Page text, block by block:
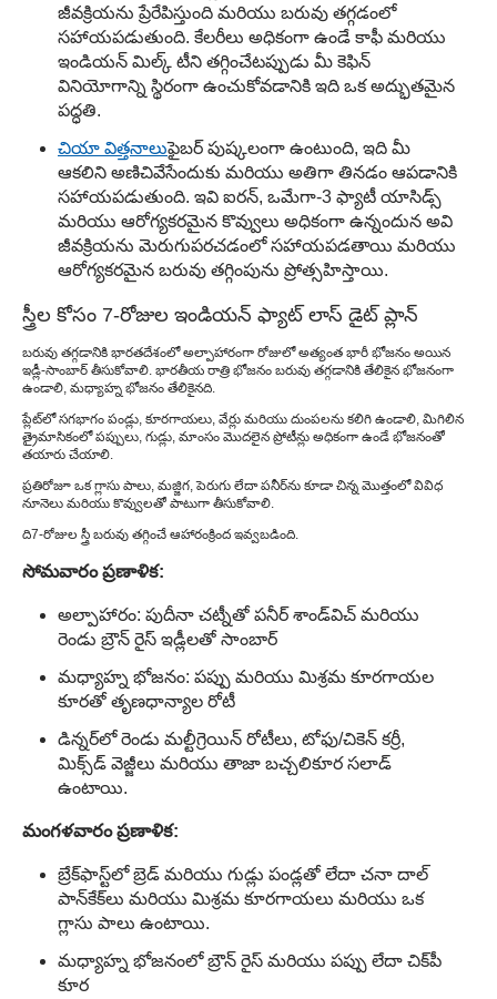
జీవక్రియను ప్రేరేపిస్తుంది మరియు బరువు తగ్గడంలో
సహాయపడుతుంది. కేలరీలు అధికంగా ఉండే కాఫీ మరియు
ఇండియన్ మిల్క్ టీని తగ్గించేటప్పుడు మీ కెఫిన్
వినియోగాన్ని స్థిరంగా ఉంచుకోవడానికి ఇది ఒక అద్భుతమైన
పద్ధతి.
చియా విత్తనాలుఫైబర్ పుష్కలంగా ఉంటుంది, ఇది మీ
ఆకలిని అణిచివేసేందుకు మరియు అతిగా తినడం ఆపడానికి
సహాయపడుతుంది. ఇవి ఐరన్, ఒమేగా-3 ఫ్యాటీ యాసిడ్స్
మరియు ఆరోగ్యకరమైన కొవ్వులు అధికంగా ఉన్నందున అవి
జీవక్రియను మెరుగుపరచడంలో సహాయపడతాయి మరియు
ఆరోగ్యకరమైన బరువు తగ్గింపును ప్రోత్సహిస్తాయి.
స్త్రీల కోసం 7-రోజుల ఇండియన్ ఫ్యాట్ లాస్ డైట్ ప్లాన్
బరువు తగ్గడానికి భారతదేశంలో అల్పాహారంగా రోజులో అత్యంత భారీ భోజనం అయిన
ఇడ్లీ-సాంబార్ తీసుకోవాలి. భారతీయ రాత్రి భోజనం బరువు తగ్గడానికి తేలికైన భోజనంగా
ఉండాలి, మధ్యాహ్న భోజనం తేలికైనది.
ప్లేట్‌లో సగభాగం పండ్లు, కూరగాయలు, వేర్లు మరియు దుంపలను కలిగి ఉండాలి, మిగిలిన
త్రైమాసికంలో పప్పులు, గుడ్లు, మాంసం మొదలైన ప్రోటీన్లు అధికంగా ఉండే భోజనంతో
తయారు చేయాలి.
ప్రతిరోజూ ఒక గ్లాసు పాలు, మజ్జిగ, పెరుగు లేదా పనీర్‌ను కూడా చిన్న మొత్తంలో వివిధ
నూనెలు మరియు కొవ్వులతో పాటుగా తీసుకోవాలి.
ది7-రోజుల స్త్రీ బరువు తగ్గించే ఆహారంక్రింద ఇవ్వబడింది.
సోమవారం ప్రణాళిక:
అల్పాహారం: పుదీనా చట్నీతో పనీర్ శాండ్‌విచ్ మరియు
రెండు బ్రౌన్ రైస్ ఇడ్లీలతో సాంబార్
మధ్యాహ్న భోజనం: పప్పు మరియు మిశ్రమ కూరగాయల
కూరతో తృణధాన్యాల రోటీ
డిన్నర్‌లో రెండు మల్టీగ్రెయిన్ రోటీలు, టోఫు/చికెన్ కర్రీ,
మిక్స్‌డ్ వెజ్జీలు మరియు తాజా బచ్చలికూర సలాడ్
ఉంటాయి.
మంగళవారం ప్రణాళిక:
బ్రేక్‌ఫాస్ట్‌లో బ్రెడ్ మరియు గుడ్లు పండ్లతో లేదా చనా దాల్
పాన్‌కేక్‌లు మరియు మిశ్రమ కూరగాయలు మరియు ఒక
గ్లాసు పాలు ఉంటాయి.
మధ్యాహ్న భోజనంలో బ్రౌన్ రైస్ మరియు పప్పు లేదా చిక్‌పీ
కూర